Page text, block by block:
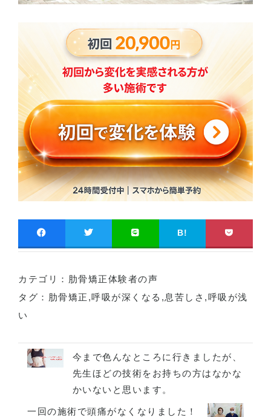
B!
カテゴリ： 肋骨矯正体験者の声
タグ： 肋骨矯正 ,呼吸が深くなる ,息苦しさ ,呼吸が浅
い
今まで色んなところに行きましたが、
先生ほどの技術をお持ちの方はなかな
かいないと思います。
一回の施術で頭痛がなくなりました！